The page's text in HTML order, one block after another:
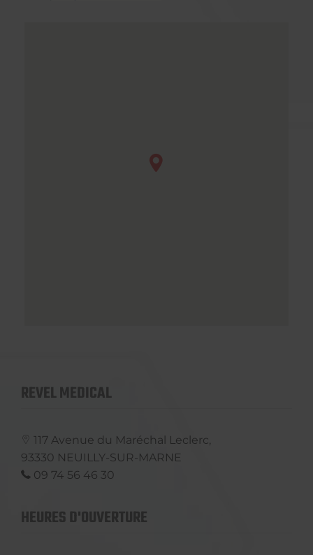
REVEL MEDICAL
117 Avenue du Maréchal Leclerc,
93330 NEUILLY-SUR-MARNE
09 74 56 46 30
HEURES D'OUVERTURE